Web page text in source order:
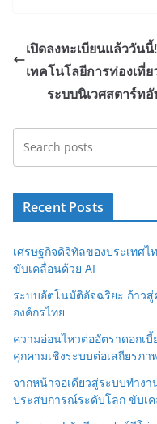
เปิดลงทะเบียนแล้ววัน
เทคโนโลยีการท่องเที่
ระบบนิเวศสตาร์ท
Recent Posts
เศรษฐกิจดิจิทัลของประเทศ
ขับเคลื่อนด้วย AI
ระบบอัตโนมัติอัจฉริยะ ก้าว
องค์กรไทย
ความอ่อนไหวต่ออัตราดอกเ
คุกคามเชิงระบบต่อเสถียรภา
จากหน้าจอเดียวสู่ระบบทำง
ประสบการณ์ระดับโลก ขับเ